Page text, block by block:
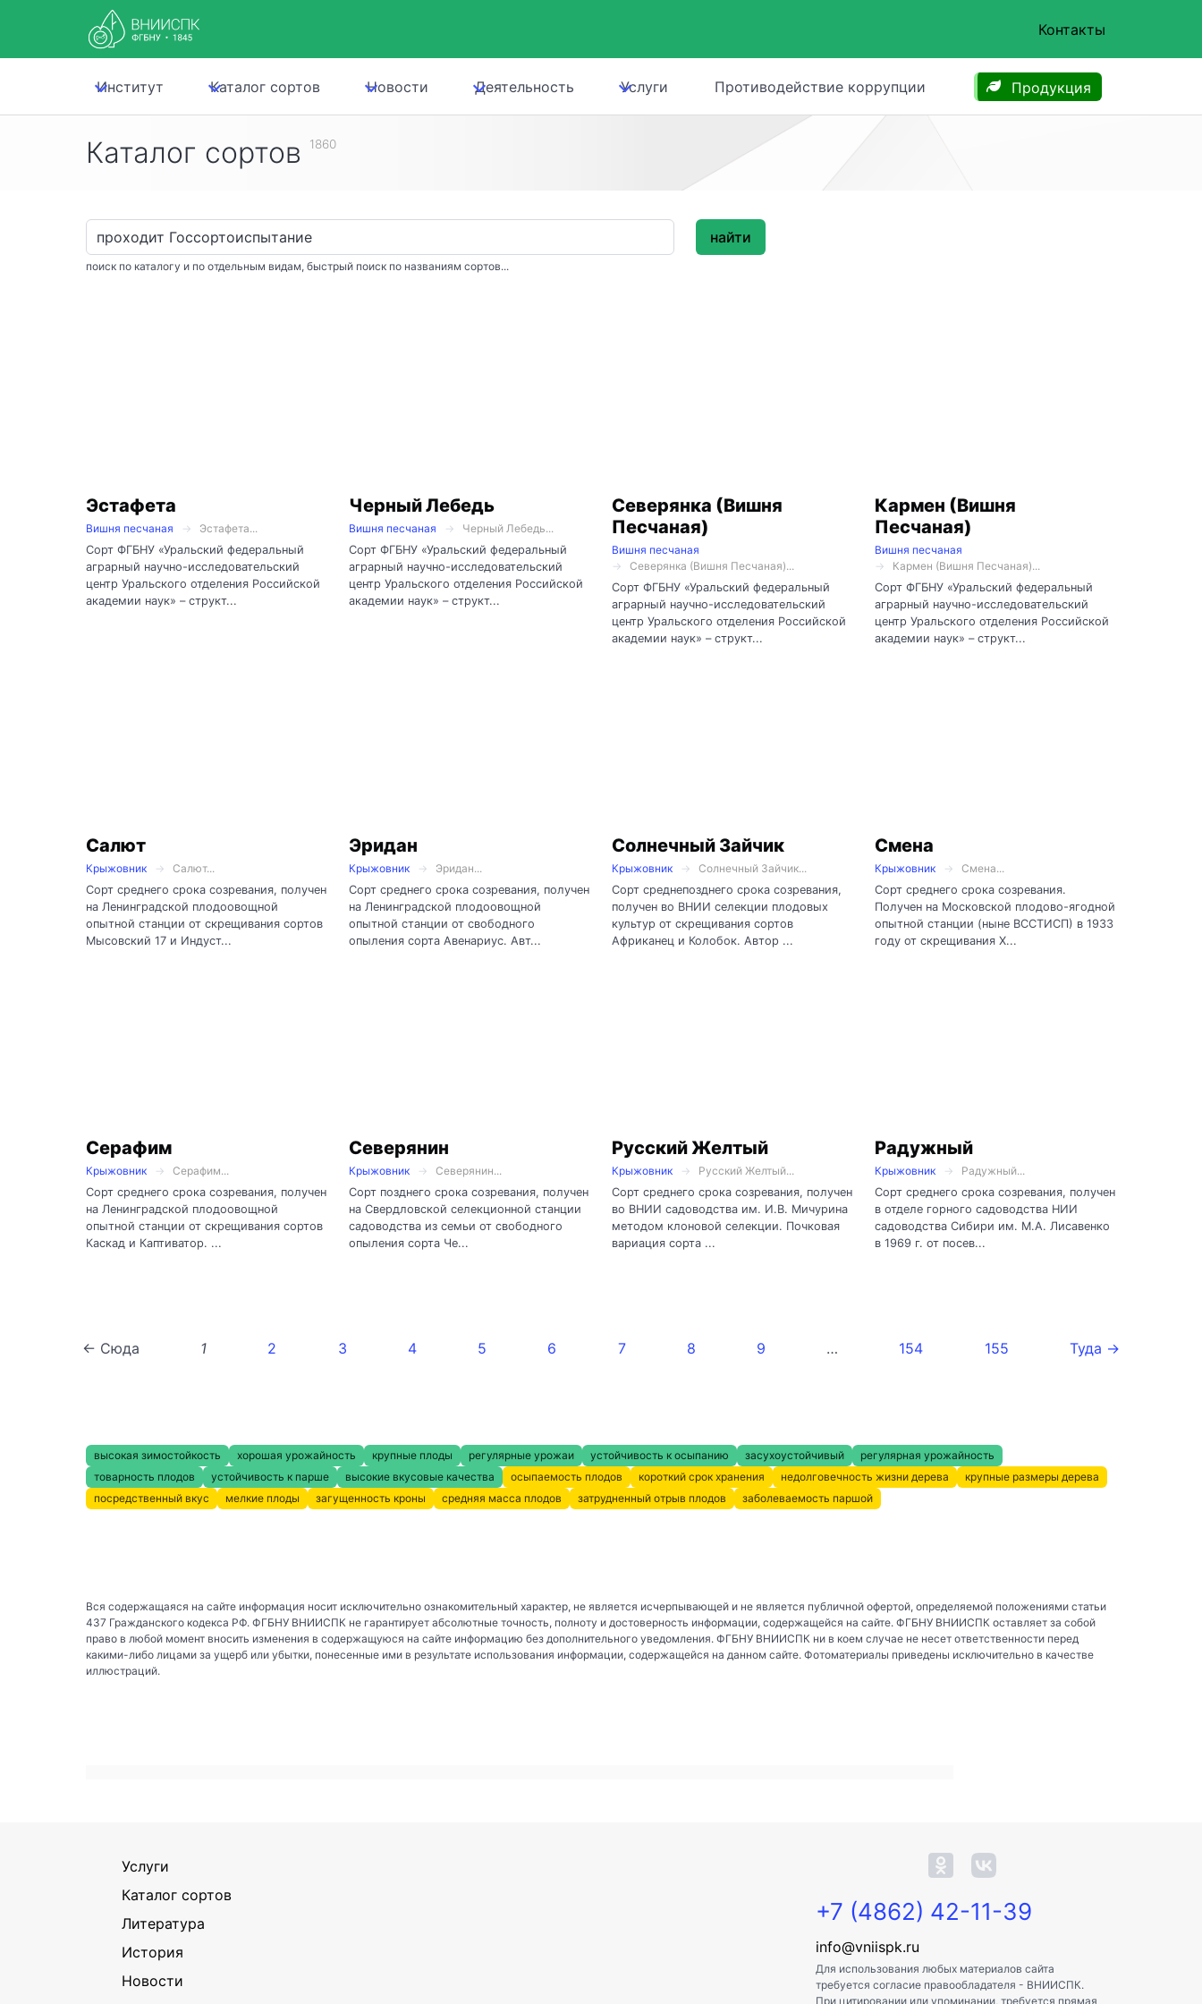
Контакты
Институт Каталог сортов Новости Деятельность Услуги Противодействие коррупции Продукция
Каталог сортов 1860
поиск по каталогу и по отдельным видам, быстрый поиск по названиям сортов...
найти
Эстафета
Вишня песчаная
Эстафета...
Сорт ФГБНУ «Уральский федеральный
аграрный научно-исследовательский
центр Уральского отделения Российской
академии наук» – структ...
Черный Лебедь
Вишня песчаная
Черный Лебедь...
Сорт ФГБНУ «Уральский федеральный
аграрный научно-исследовательский
центр Уральского отделения Российской
академии наук» – структ...
Северянка (Вишня
Песчаная)
Вишня песчаная
Северянка (Вишня Песчаная)...
Сорт ФГБНУ «Уральский федеральный
аграрный научно-исследовательский
центр Уральского отделения Российской
академии наук» – структ...
Кармен (Вишня
Песчаная)
Вишня песчаная
Кармен (Вишня Песчаная)...
Сорт ФГБНУ «Уральский федеральный
аграрный научно-исследовательский
центр Уральского отделения Российской
академии наук» – структ...
Салют
Крыжовник
Салют...
Сорт среднего срока созревания, получен
на Ленинградской плодоовощной
опытной станции от скрещивания сортов
Мысовский 17 и Индуст...
Эридан
Крыжовник
Эридан...
Сорт среднего срока созревания, получен
на Ленинградской плодоовощной
опытной станции от свободного
опыления сорта Авенариус. Авт...
Солнечный Зайчик
Крыжовник
Солнечный Зайчик...
Сорт среднепозднего срока созревания,
получен во ВНИИ селекции плодовых
культур от скрещивания сортов
Африканец и Колобок. Автор ...
Смена
Крыжовник
Смена...
Сорт среднего срока созревания.
Получен на Московской плодово-ягодной
опытной станции (ныне ВССТИСП) в 1933
году от скрещивания Х...
Серафим
Крыжовник
Серафим...
Сорт среднего срока созревания, получен
на Ленинградской плодоовощной
опытной станции от скрещивания сортов
Каскад и Каптиватор. ...
Северянин
Крыжовник
Северянин...
Сорт позднего срока созревания, получен
на Свердловской селекционной станции
садоводства из семьи от свободного
опыления сорта Че...
Русский Желтый
Крыжовник
Русский Желтый...
Сорт среднего срока созревания, получен
во ВНИИ садоводства им. И.В. Мичурина
методом клоновой селекции. Почковая
вариация сорта ...
Радужный
Крыжовник
Радужный...
Сорт среднего срока созревания, получен
в отделе горного садоводства НИИ
садоводства Сибири им. М.А. Лисавенко
в 1969 г. от посев...
← Сюда 1 2 3 4 5 6 7 8 9 … 154 155 Туда →
высокая зимостойкость хорошая урожайность крупные плоды регулярные урожаи устойчивость к осыпанию засухоустойчивый
регулярная урожайность
товарность плодов
устойчивость к парше высокие вкусовые качества осыпаемость плодов короткий срок хранения недолговечность жизни дерева
крупные размеры дерева
посредственный вкус
мелкие плоды загущенность кроны средняя масса плодов затрудненный отрыв плодов заболеваемость паршой
Вся содержащаяся на сайте информация носит исключительно ознакомительный характер, не является исчерпывающей и не является публичной офертой, определяемой положениями статьи
437 Гражданского кодекса РФ. ФГБНУ ВНИИСПК не гарантирует абсолютные точность, полноту и достоверность информации, содержащейся на сайте. ФГБНУ ВНИИСПК оставляет за собой
право в любой момент вносить изменения в содержащуюся на сайте информацию без дополнительного уведомления. ФГБНУ ВНИИСПК ни в коем случае не несет ответственности перед
какими-либо лицами за ущерб или убытки, понесенные ими в результате использования информации, содержащейся на данном сайте. Фотоматериалы приведены исключительно в качестве
иллюстраций.
Услуги
Каталог сортов
Литература
История
Новости
+7 (4862) 42-11-39
info@vniispk.ru
Для использования любых материалов сайта
требуется согласие правообладателя - ВНИИСПК.
При цитировании или упоминании, требуется прямая